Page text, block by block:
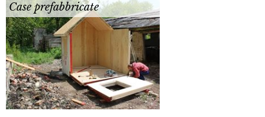
Case prefabbricate